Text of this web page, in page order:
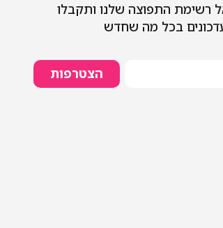
רשימת התפוצה שלנו ותקבלו
בכל מה שחדש
הצטרפות